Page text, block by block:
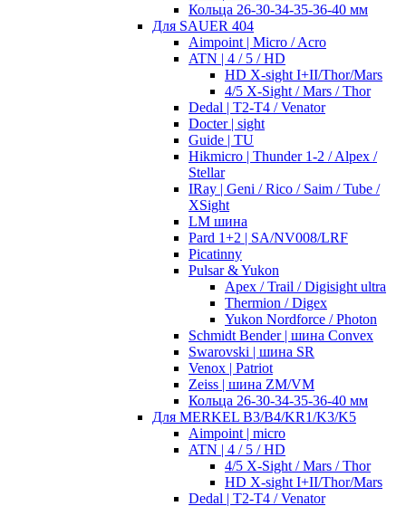
Кольца 26-30-34-35-36-40 мм
Для SAUER 404
Aimpoint | Micro / Acro
ATN | 4 / 5 / HD
HD X-sight I+II/Thor/Mars
4/5 X-Sight / Mars / Thor
Dedal | T2-T4 / Venator
Docter | sight
Guide | TU
Hikmicro | Thunder 1-2 / Alpex /
Stellar
IRay | Geni / Rico / Saim / Tube /
XSight
LM шина
Pard 1+2 | SA/NV008/LRF
Picatinny
Pulsar & Yukon
Apex / Trail / Digisight ultra
Thermion / Digex
Yukon Nordforce / Photon
Schmidt Bender | шина Convex
Swarovski | шина SR
Venox | Patriot
Zeiss | шина ZM/VM
Кольца 26-30-34-35-36-40 мм
Для MERKEL B3/B4/KR1/K3/K5
Aimpoint | micro
ATN | 4 / 5 / HD
4/5 X-Sight / Mars / Thor
HD X-sight I+II/Thor/Mars
Dedal | T2-T4 / Venator